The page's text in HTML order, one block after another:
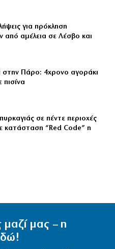
για πρόκληση
από αμέλεια σε Λέσβο και
στην Πάρο: 4χρονο αγοράκι
πισίνα
σε πέντε περιοχές
κατάσταση “Red Code” η
μαζί μας – η